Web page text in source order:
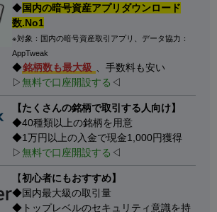
◆国内の暗号資産アプリダウンロード
数.No1
※対象：国内の暗号資産取引アプリ、データ協力：
AppTweak
◆銘柄数も最大級 、手数料も安い
▷無料で口座開設する ◁
【たくさんの銘柄で取引する人向け】
◆40種類以上の銘柄を用意
◆1万円以上の入金で現金1,000円獲得
▷無料で口座開設する ◁
【初心者にもおすすめ】
◆国内最大級の取引量
◆トップレベルのセキュリティ意識を持